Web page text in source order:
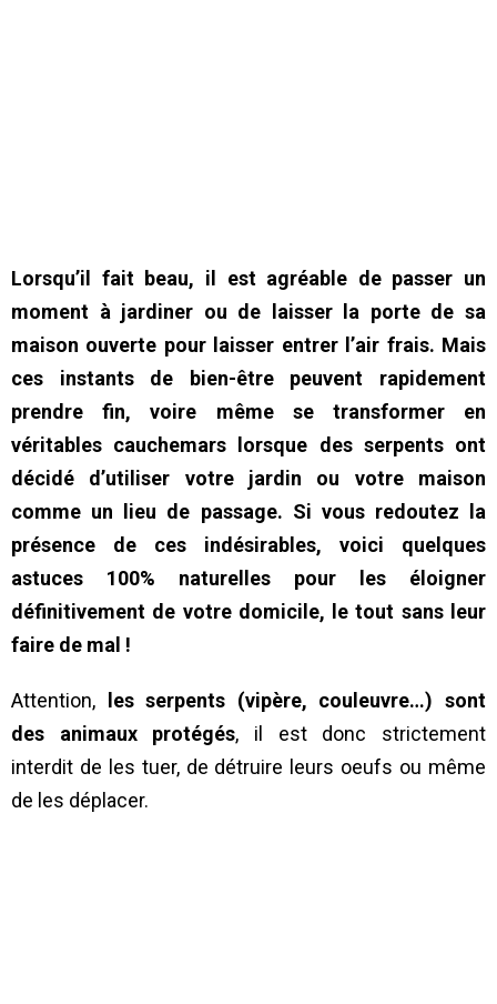
Lorsqu’il fait beau, il est agréable de passer un
moment à jardiner ou de laisser la porte de sa
maison ouverte pour laisser entrer l’air frais. Mais
ces instants de bien-être peuvent rapidement
prendre fin, voire même se transformer en
véritables cauchemars lorsque des serpents ont
décidé d’utiliser votre jardin ou votre maison
comme un lieu de passage. Si vous redoutez la
présence de ces indésirables, voici quelques
astuces 100% naturelles pour les éloigner
définitivement de votre domicile, le tout sans leur
faire de mal !
Attention,
les serpents (vipère, couleuvre…) sont
des animaux protégés, il est donc strictement
interdit de les tuer, de détruire leurs oeufs ou même
de les déplacer.